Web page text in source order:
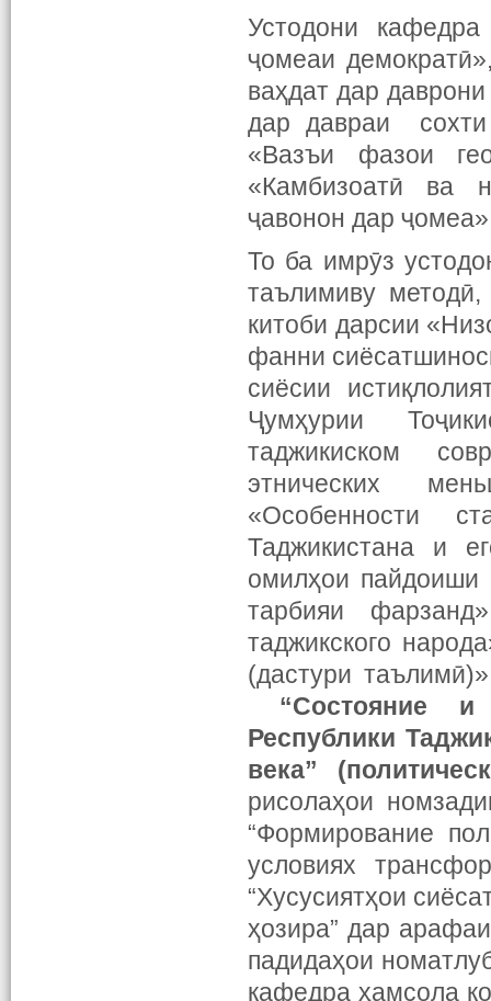
Устодони
ҷомеаи
ваҳдат дар
дар давраи сохти
«Вазъи фазои
«Камбизоатӣ ва
ҷавонон дар
То ба имрӯз
таълимиву
китоби дарсии
фанни
сиёсии
Ҷумҳурии
таджикиском
этнических
«Особенности
Таджикистана и
омилҳои пайдоиши
тарбияи
таджикского
(дастури
“Состояние и
Республики
века”
рисолаҳои
“Формирование
условиях
“Хусусиятҳои
ҳозира” дар
падидаҳои
кафедра ҳамсола